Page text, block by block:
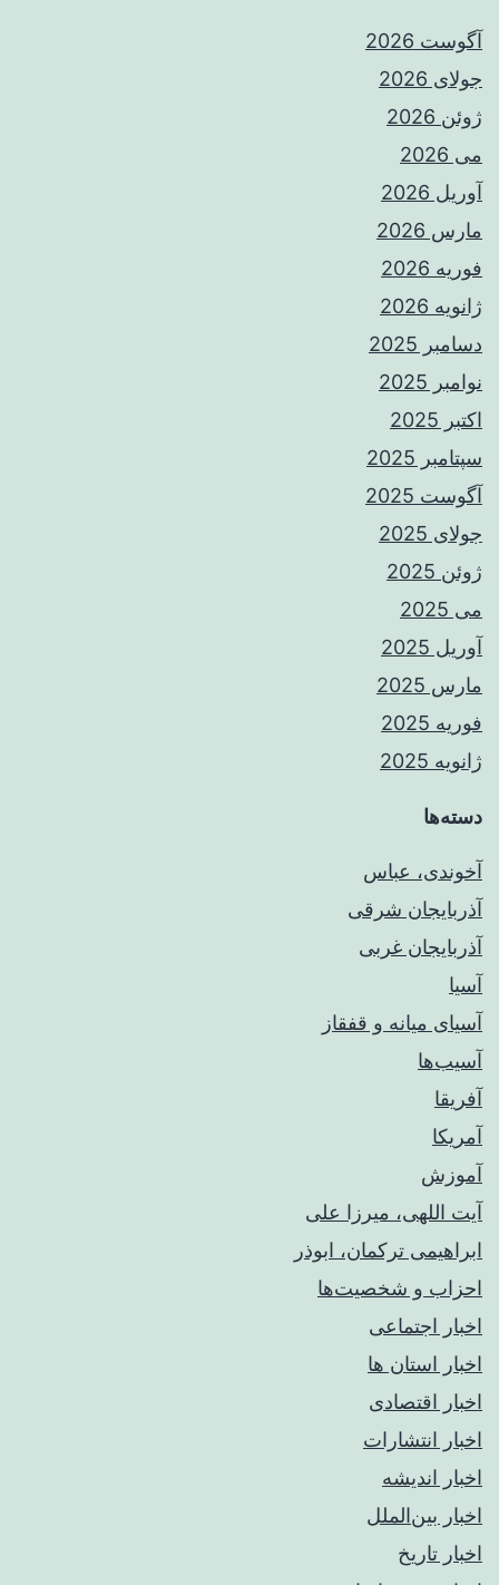
آگوست 2026
جولای 2026
ژوئن 2026
می 2026
آوریل 2026
مارس 2026
فوریه 2026
ژانویه 2026
دسامبر 2025
نوامبر 2025
اکتبر 2025
سپتامبر 2025
آگوست 2025
جولای 2025
ژوئن 2025
می 2025
آوریل 2025
مارس 2025
فوریه 2025
ژانویه 2025
دسته‌ها
آخوندی، عباس
آذربایجان شرقی
آذربایجان غربی
آسیا
آسیای میانه و قفقاز
آسیب‌ها
آفریقا
آمریکا
آموزش
آیت اللهی، میرزا علی
ابراهیمی ترکمان، ابوذر
احزاب و شخصیت‌ها
اخبار اجتماعی
اخبار استان ها
اخبار اقتصادی
اخبار انتشارات
اخبار اندیشه
اخبار بین‌الملل
اخبار تاریخ